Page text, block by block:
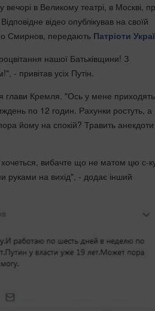
в Великому театрі, в Москві,
відео опублікував на своїй
Смирнов, передають Патріоти
нашої Батьківщини! З
- привітав усіх Путін.
глави Кремля. "Ось у мене приходять
по 12 годин. Рахунки ростуть, а
йому на спокій? Травить анекдоти
вибачте що не матом цю с-
руками на вихід", - додає інший